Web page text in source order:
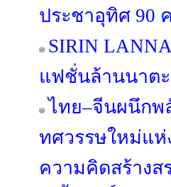
ประชาอุทิศ 90
SIRIN
แฟชั่นล้านนาตะ
ไทย–จีนผนึกพ
ทศวรรษใหม่แ
ความคิดสร้างส